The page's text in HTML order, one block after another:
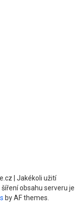
| Jakékoli užití
obsahu serveru je
by AF themes.